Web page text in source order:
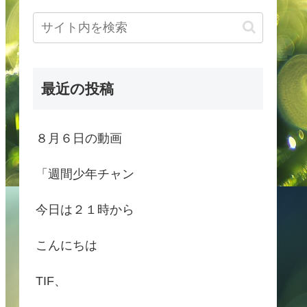
最近の投稿
８月６日の動画
「週間少年チャン
今日は２１時から
こんにちは
TIF、